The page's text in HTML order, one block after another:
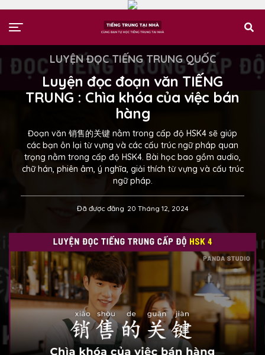
LUYỆN ĐỌC TIẾNG TRUNG QUỐC
Luyện đọc đoạn văn TIẾNG
TRUNG : Chìa khóa của việc bán
hàng
Đoạn văn 销售的关键 nằm trong cấp độ HSK4 sẽ giúp
các bạn ôn lại từ vựng và các cấu trúc ngữ pháp quan
trọng nằm trong cấp độ HSK4. Bài học bao gồm audio,
chữ hán, phiên âm, ý nghĩa, giải thích từ vựng và cấu trúc
ngữ pháp.
Đã được đăng 20 Tháng 12, 2024